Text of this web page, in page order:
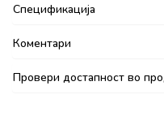
Спецификација
Коментари
Провери достапност во